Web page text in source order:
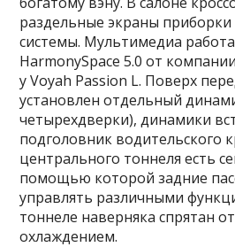
раздельные экраны
системы. Мультимедиа
HarmonySpace 5.0 от
у Voyah Passion L. Поверх
установлен отдельный
четырехдверки), динамики
подголовник водительского
центрального тоннеля есть
помощью которой задние
управлять различными
тоннеле наверняка спрятан
охлаждением.